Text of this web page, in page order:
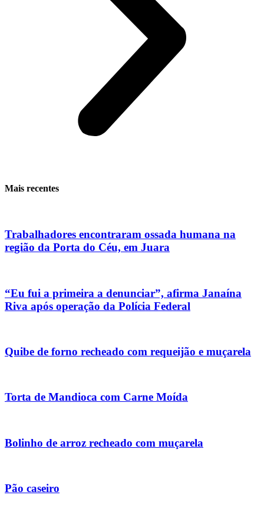
Mais recentes
Trabalhadores encontraram ossada humana na
região da Porta do Céu, em Juara
“Eu fui a primeira a denunciar”, afirma Janaína
Riva após operação da Polícia Federal
Quibe de forno recheado com requeijão e muçarela
Torta de Mandioca com Carne Moída
Bolinho de arroz recheado com muçarela
Pão caseiro